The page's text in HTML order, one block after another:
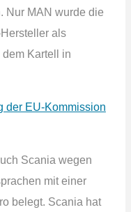
Nur MAN wurde die
als
Kartell in
der EU-Kommission
Scania wegen
mit einer
belegt. Scania hat